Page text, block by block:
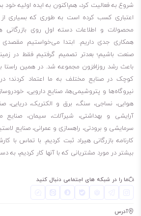
روغن توربین اسو Teresstic T 68
شروع به فعالیت کرد، هم‌اکنون به ایده اولیه خود
اعتباری کسب کرده است به طوری که بسیاری از
محصولات و اطلاعات دسته اول روی بازرگانی
همکاری جدی داریم. ابتدا می‌خواستیم مقصدی
صنعت باشیم؛ بعدتر تصمیم گرفتیم فقط در
کوچک در صنایع مختلف به ما اعتماد کردند؛ در
نیروگاه‌ها و پتروشیمی‌ها، صنایع دارویی،
هوایی، نساجی، سنگ، برق و الکتریک، دریایی،
آرایشی و بهداشتی، شیرآلات، سیمان، صنایع
سرمایشی و برودتی، راهسازی و عمرانی، صنایع
کارنامه بازرگانی هیراد ثبت کردیم. با تماس با
بیشتر در مورد مشتریانی که با آنها کار کردیم، به
ما را در شبکه های اجتماعی دنبال کنید
آدرس